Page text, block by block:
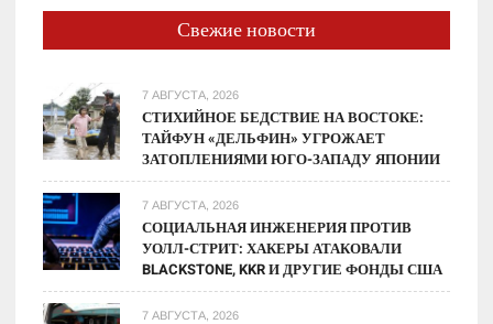
Свежие новости
7 АВГУСТА, 2026
СТИХИЙНОЕ БЕДСТВИЕ НА ВОСТОКЕ:
ТАЙФУН «ДЕЛЬФИН» УГРОЖАЕТ
ЗАТОПЛЕНИЯМИ ЮГО-ЗАПАДУ ЯПОНИИ
7 АВГУСТА, 2026
СОЦИАЛЬНАЯ ИНЖЕНЕРИЯ ПРОТИВ
УОЛЛ-СТРИТ: ХАКЕРЫ АТАКОВАЛИ
BLACKSTONE, KKR И ДРУГИЕ ФОНДЫ США
7 АВГУСТА, 2026